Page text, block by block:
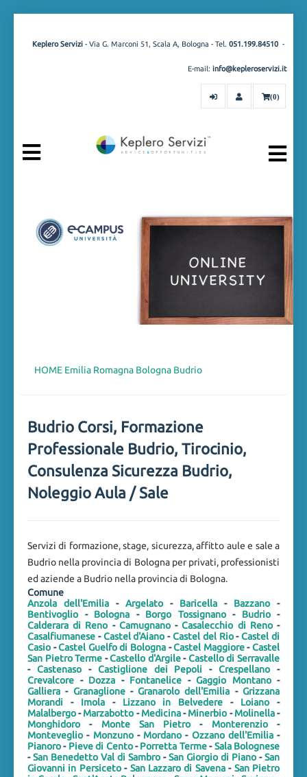
Keplero Servizi - Via G. Marconi 51, Scala A, Bologna - Tel. 051.199.84510 -
E-mail: info@kepleroservizi.it
(0)
HOME Emilia Romagna Bologna Budrio
Budrio Corsi, Formazione
Professionale Budrio, Tirocinio,
Consulenza Sicurezza Budrio,
Noleggio Aula / Sale
Servizi di formazione, stage, sicurezza, affitto aule e sale a
Budrio nella provincia di Bologna per privati, professionisti
ed aziende a Budrio nella provincia di Bologna.
Comune
Anzola dell'Emilia - Argelato - Baricella - Bazzano -
Bentivoglio - Bologna - Borgo Tossignano- Budrio-
Calderara di Reno - Camugnano-Casalecchio di Reno-
Casalfiumanese -Castel d'Aiano -Castel del Rio-Castel di
Casio -Castel Guelfo di Bologna -Castel Maggiore-Castel
San Pietro Terme -Castello d'Argile-Castello di Serravalle
- Castenaso- Castiglione dei Pepoli -Crespellano -
Crevalcore - Dozza - Fontanelice - Gaggio Montano-
Galliera - Granaglione-Granarolo dell'Emilia -Grizzana
Morandi - Imola- Lizzano in Belvedere - Loiano -
Malalbergo-Marzabotto -Medicina-Minerbio -Molinella-
Monghidoro - Monte San Pietro - Monterenzio-
Monteveglio - Monzuno- Mordano - Ozzano dell'Emilia-
Pianoro- Pieve di Cento-Porretta Terme-Sala Bolognese
-San Benedetto Val di Sambro -San Giorgio di Piano -San
Giovanni in Persiceto- San Lazzaro di Savena- San Pietro